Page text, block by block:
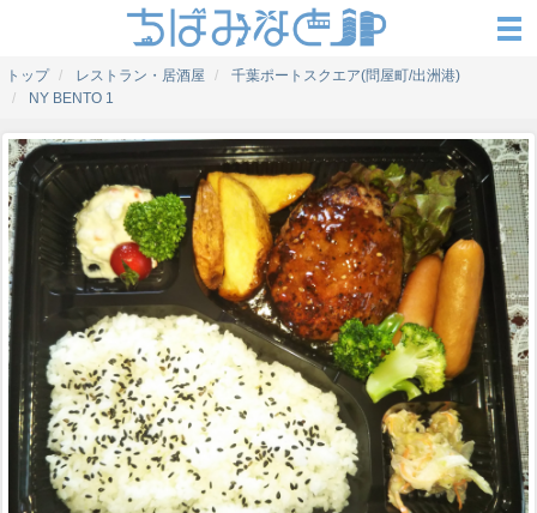
トップ レストラン・居酒屋
千葉ポートスクエア(問屋町/出洲港)
NY BENTO 1